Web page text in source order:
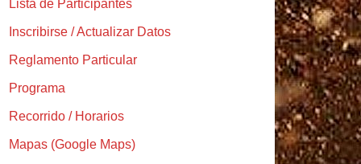
Lista de Participantes
Inscribirse / Actualizar Datos
Reglamento Particular
Programa
Recorrido / Horarios
Mapas (Google Maps)